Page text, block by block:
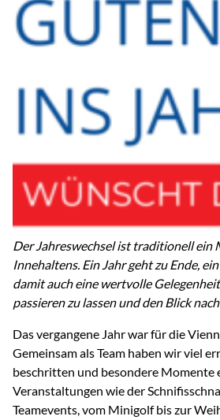
Der Jahreswechsel ist traditionell ein
Innehaltens. Ein Jahr geht zu Ende,
damit auch eine wertvolle
passieren zu lassen und den Blick
Das vergangene Jahr war für die
Gemeinsam als Team haben wir viel
beschritten und besondere Momente
Veranstaltungen wie der
Teamevents, vom Minigolf bis zur